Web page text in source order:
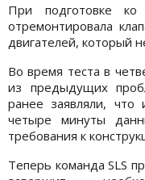
При подготовке
отремонтировала
двигателей, который
Во время теста в
из предыдущих
ранее заявляли, что
четыре минуты
требования к
Теперь команда SLS